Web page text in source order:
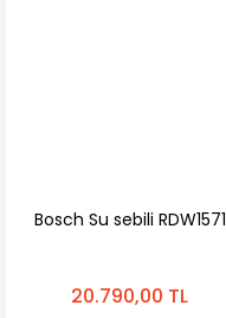
Bosch Su sebili RDW1571
20.790,00 TL